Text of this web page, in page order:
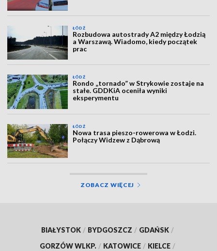
ŁÓDŹ
Rozbudowa autostrady A2 między Łodzią
a Warszawą. Wiadomo, kiedy początek
prac
ŁÓDŹ
Rondo „tornado” w Strykowie zostaje na
stałe. GDDKiA oceniła wyniki
eksperymentu
ŁÓDŹ
Nowa trasa pieszo-rowerowa w Łodzi.
Połączy Widzew z Dąbrową
ZOBACZ WIĘCEJ
BIAŁYSTOK / BYDGOSZCZ / GDAŃSK /
GORZÓW WLKP. / KATOWICE / KIELCE /